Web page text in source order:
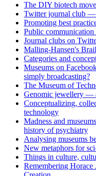
The DIY biotech
Twitter journal club
Promoting best
Public
Journal clubs on
Malling-Hansen's
Categories and
Museums on
simply broadcasting?
The Museum of
Genomic jewellery —
Conceptualizing,
technology
Madness and
history of psychiatry
Analysing museums
New metaphors for
Things in culture,
Remembering